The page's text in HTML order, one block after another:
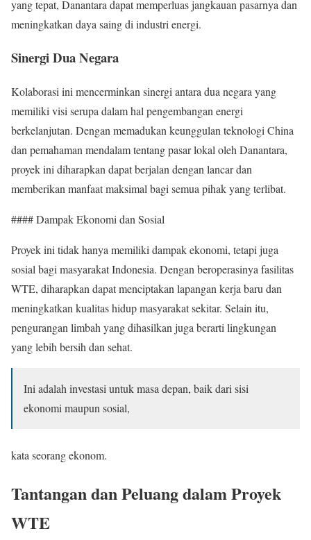
yang tepat, Danantara dapat memperluas jangkauan pasarnya dan
meningkatkan daya saing di industri energi.
Sinergi Dua Negara
Kolaborasi ini mencerminkan sinergi antara dua negara yang
memiliki visi serupa dalam hal pengembangan energi
berkelanjutan. Dengan memadukan keunggulan teknologi China
dan pemahaman mendalam tentang pasar lokal oleh Danantara,
proyek ini diharapkan dapat berjalan dengan lancar dan
memberikan manfaat maksimal bagi semua pihak yang terlibat.
#### Dampak Ekonomi dan Sosial
Proyek ini tidak hanya memiliki dampak ekonomi, tetapi juga
sosial bagi masyarakat Indonesia. Dengan beroperasinya fasilitas
WTE, diharapkan dapat menciptakan lapangan kerja baru dan
meningkatkan kualitas hidup masyarakat sekitar. Selain itu,
pengurangan limbah yang dihasilkan juga berarti lingkungan
yang lebih bersih dan sehat.
Ini adalah investasi untuk masa depan, baik dari sisi
ekonomi maupun sosial,
kata seorang ekonom.
Tantangan dan Peluang dalam Proyek
WTE